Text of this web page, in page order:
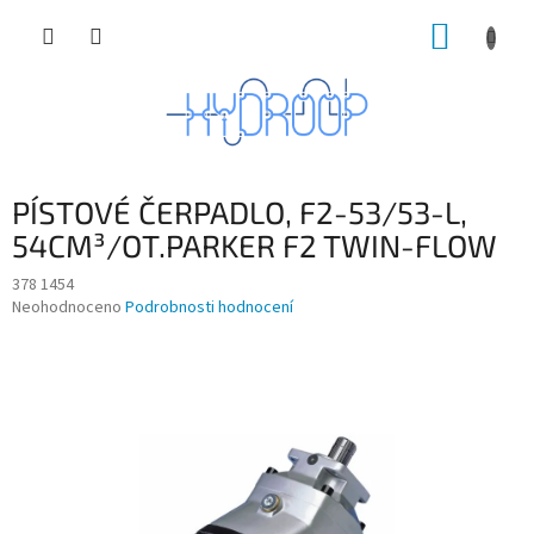
PÍSTOVÉ ČERPADLO, F2-53/53-L,
54CM³/OT.PARKER F2 TWIN-FLOW
378 1454
Průměrné
Neohodnoceno Podrobnosti hodnocení